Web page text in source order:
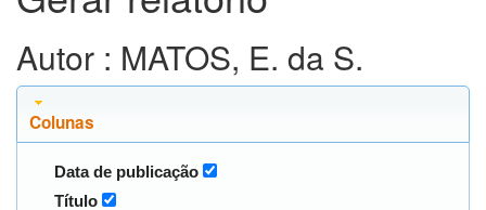
Autor : MATOS, E. da S.
Colunas
Data de publicação
Título